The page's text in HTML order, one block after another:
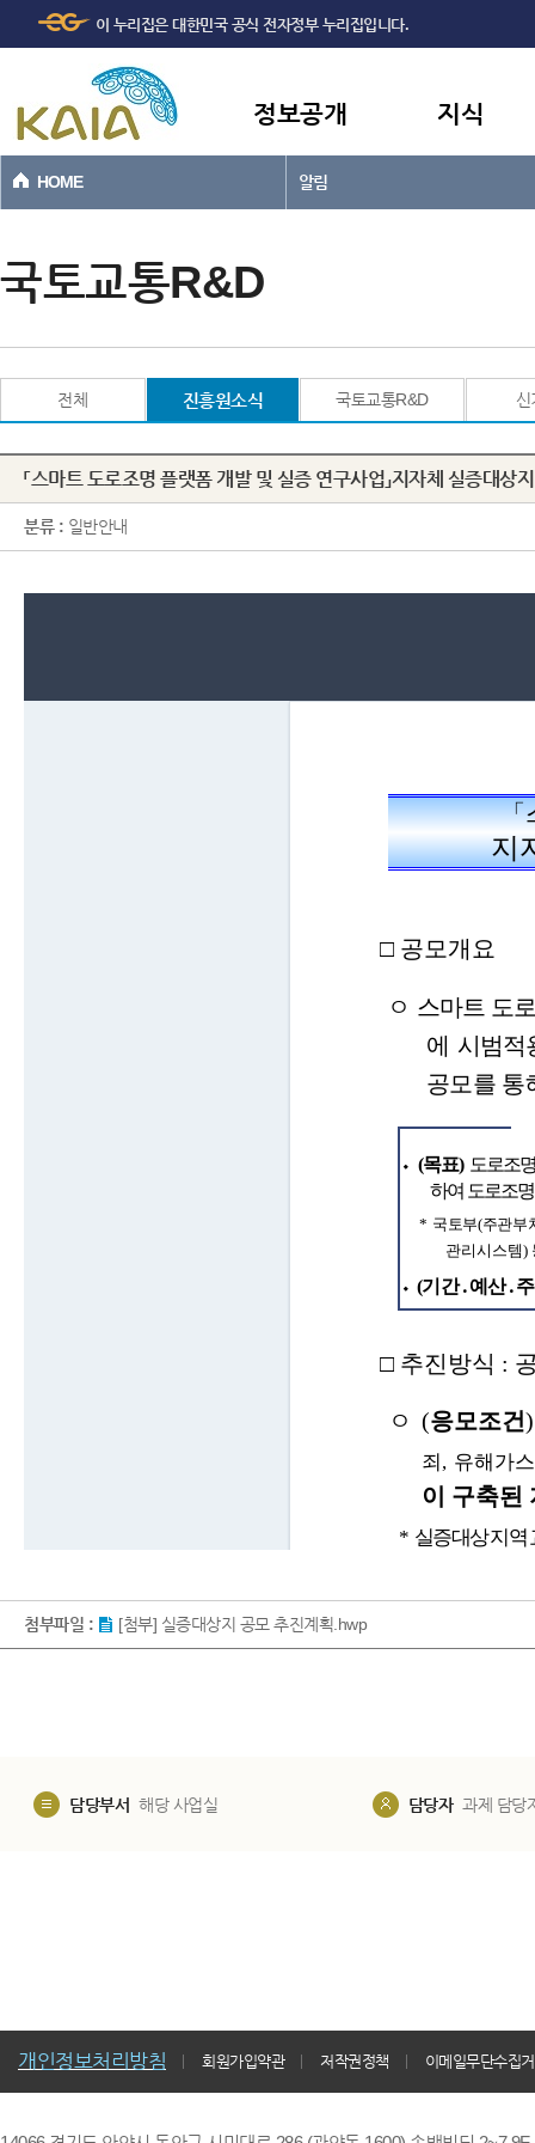
본문바로가기
이 누리집은 대한민국 공식 전자정부 누리집입니다.
정보공개 지식
HOME 알림
국토교통R&D
전체 진흥원소식 국토교통R&D 신
「스마트 도로조명 플랫폼 개발 및 실증 연구사업」지자체 실증대상
분류 : 일반안내
첨부파일 : [첨부] 실증대상지 공모 추진계획.hwp
담당부서 해당 사업실 담당자 과제 담당
개인정보처리방침 회원가입약관 저작권정책 이메일무단수집